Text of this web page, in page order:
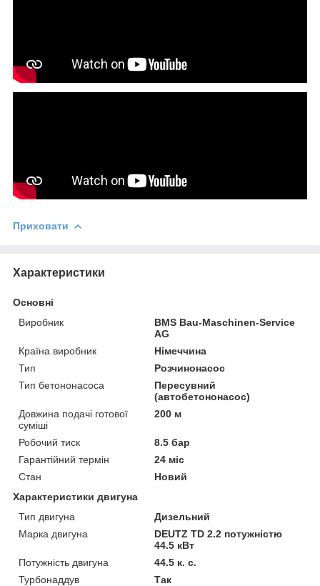
Приховати
Характеристики
Основні
Виробник
BMS Bau-Maschinen-Service
AG
Країна виробник
Німеччина
Тип
Розчинонасос
Тип бетононасоса
Пересувний
(автобетононасос)
Довжина подачі готової
суміші
200 м
Робочий тиск
8.5 бар
Гарантійний термін
24 міс
Стан
Новий
Характеристики двигуна
Тип двигуна
Дизельний
Марка двигуна
DEUTZ TD 2.2 потужністю
44.5 кВт
Потужність двигуна
44.5 к. с.
Турбонаддув
Так